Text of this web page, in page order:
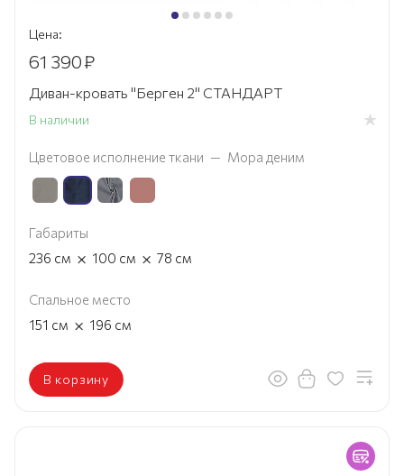
Цена:
61 390₽
Диван-кровать "Берген 2" СТАНДАРТ
В наличии
Цветовое исполнение ткани — Мора деним
Габариты
236 см × 100 см × 78 см
Спальное место
151 см × 196 см
В корзину